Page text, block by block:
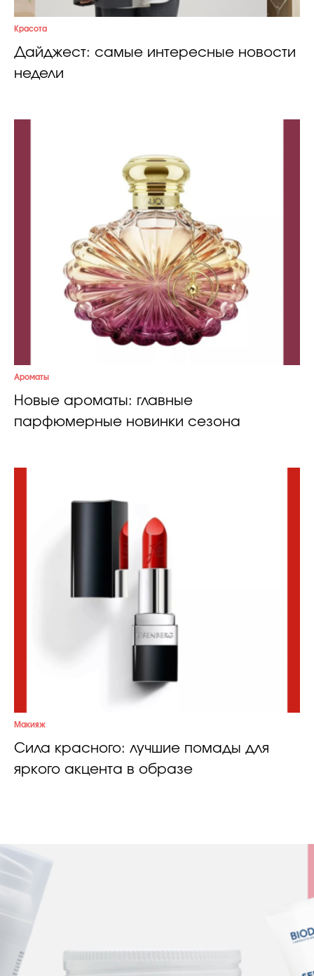
Красота
Дайджест: самые интересные новости
недели
Ароматы
Новые ароматы: главные
парфюмерные новинки сезона
Макияж
Сила красного: лучшие помады для
яркого акцента в образе